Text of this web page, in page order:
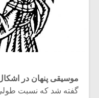
موسیقی پنهان در
گفته شد که نسبت